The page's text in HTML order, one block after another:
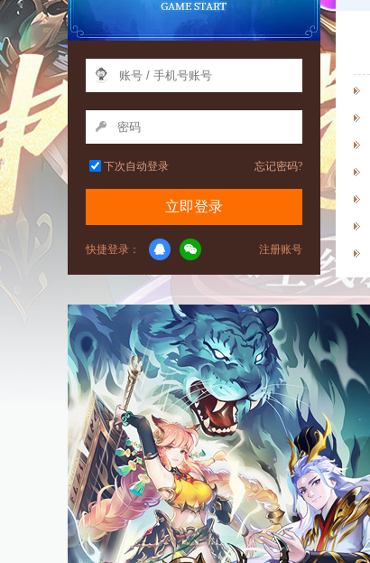
下次自动登录 忘记密码?
立即登录
快捷登录： 注册账号